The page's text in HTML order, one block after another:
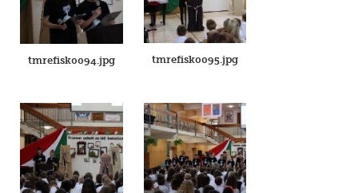
tmrefisk0094.jpg tmrefisk0095.jpg